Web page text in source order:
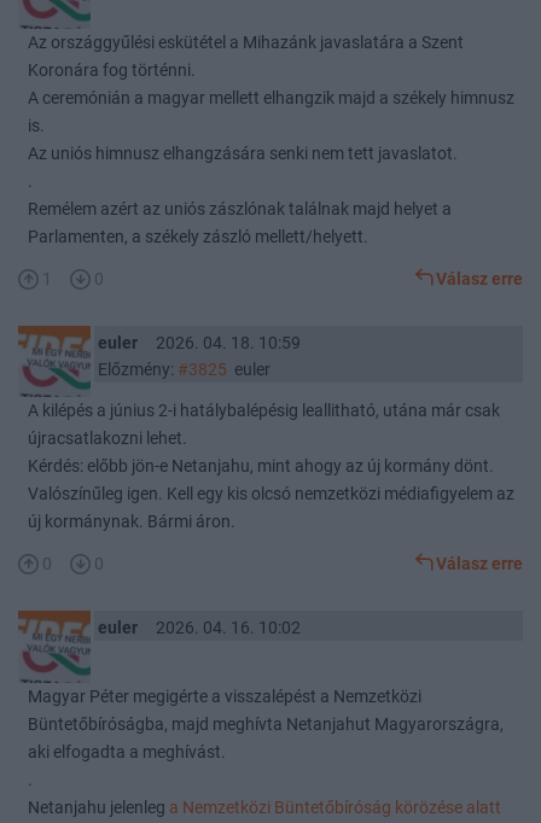
Az országgyűlési eskütétel a Mihazánk javaslatára a Szent
Koronára fog történni.
A ceremónián a magyar mellett elhangzik majd a székely himnusz
is.
Az uniós himnusz elhangzására senki nem tett javaslatot.
.
Remélem azért az uniós zászlónak találnak majd helyet a
Parlamenten, a székely zászló mellett/helyett.
1 0 Válasz erre
euler
2026. 04. 18. 10:59
Előzmény: #3825 euler
A kilépés a június 2-i hatálybalépésig leallitható, utána már csak
újracsatlakozni lehet.
Kérdés: előbb jön-e Netanjahu, mint ahogy az új kormány dönt.
Valószínűleg igen. Kell egy kis olcsó nemzetközi médiafigyelem az
új kormánynak. Bármi áron.
0 0 Válasz erre
euler 2026. 04. 16. 10:02
Magyar Péter megigérte a visszalépést a Nemzetközi
Büntetőbíróságba, majd meghívta Netanjahut Magyarországra,
aki elfogadta a meghívást.
.
Netanjahu jelenleg a Nemzetközi Büntetőbíróság körözése alatt